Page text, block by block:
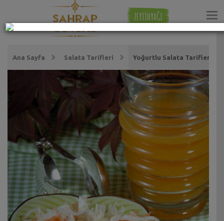
ZEYTİNYAĞI
Ana Sayfa Salata Tarifleri Yoğurtlu Salata Tarifleri